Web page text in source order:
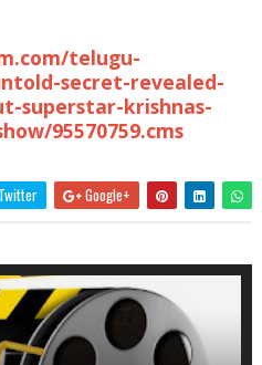
telugu-
secret-revealed-
superstar-krishnas-
95570759.cms
Twitter Google+